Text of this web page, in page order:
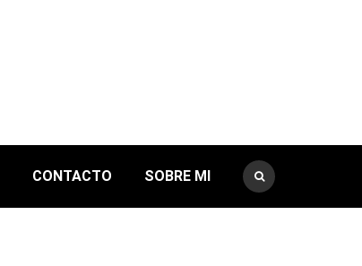
CONTACTO SOBRE MI